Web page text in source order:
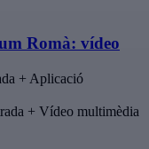
Romà: vídeo
+ Aplicació
+ Vídeo multimèdia